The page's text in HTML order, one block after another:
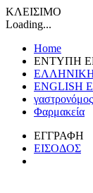
ΚΛΕΙΣΙΜΟ
Loading...
Home
ΕΝΤΥΠΗ
ENGLISH
γαστρονόμος
Φαρμακεία
ΕΓΓΡΑΦΗ
ΕΙΣΟΔΟΣ